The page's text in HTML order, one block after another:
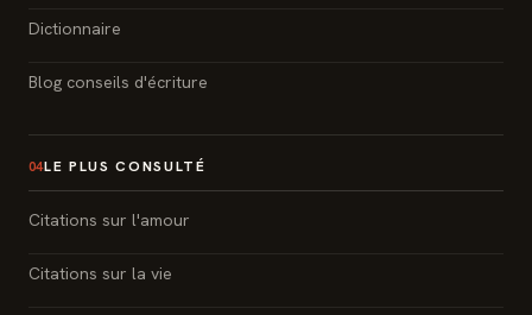
Dictionnaire
Blog conseils d'écriture
04LE PLUS CONSULTÉ
Citations sur l'amour
Citations sur la vie